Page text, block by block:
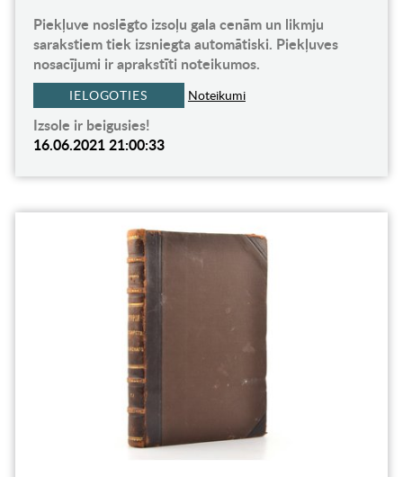
Piekļuve noslēgto izsoļu gala cenām un likmju
sarakstiem tiek izsniegta automātiski. Piekļuves
nosacījumi ir aprakstīti noteikumos.
IELOGOTIES Noteikumi
Izsole ir beigusies!
16.06.2021 21:00:33